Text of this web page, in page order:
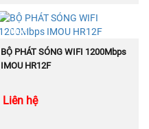
NEW
MUA NGAY
BỘ PHÁT SÓNG WIFI 1200Mbps
IMOU HR12F
Liên hệ